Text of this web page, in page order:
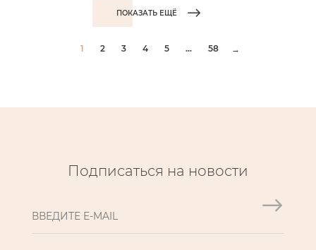
ПОКАЗАТЬ ЕЩЁ
1 2 3 4 5 ... 58 →
Подписаться на новости